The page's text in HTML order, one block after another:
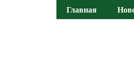
Главная